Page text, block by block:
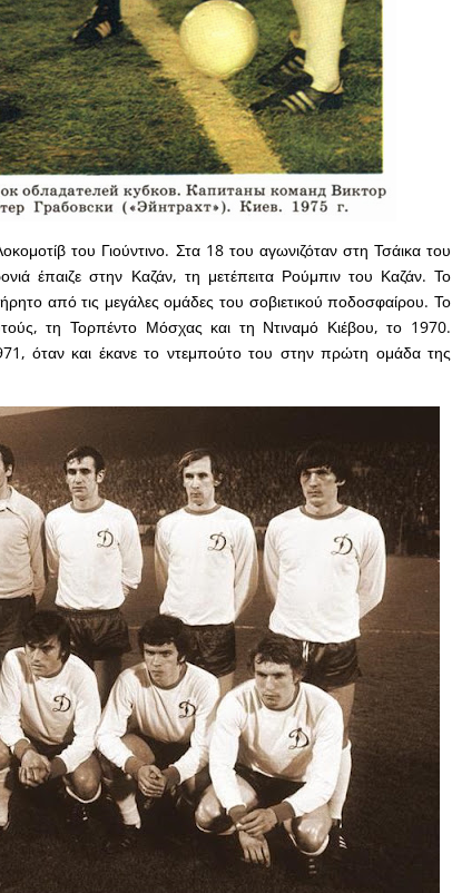
του Γιούντινο. Στα 18 του αγωνιζόταν στη Τσάικα του
έπαιζε στην Καζάν, τη μετέπειτα Ρούμπιν του Καζάν. Το
από τις μεγάλες ομάδες του σοβιετικού ποδοσφαίρου. Το
τη Τορπέντο Μόσχας και τη Ντιναμό Κιέβου, το 1970.
όταν και έκανε το ντεμπούτο του στην πρώτη ομάδα της